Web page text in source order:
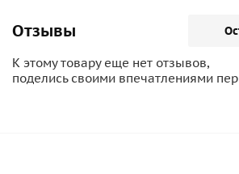
Отзывы
К этому товару еще нет отзывов,
поделись своими впечатлениями